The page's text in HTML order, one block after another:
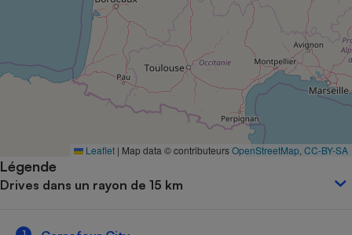
Leaflet | Map data © contributeursOpenStreetMap CC-BY-SA
Légende
Drives dans un rayon de 15 km
Complément
alimentaire
Assurance emprunteur
Banque
Petit électroménager -
Matelas
Mutuelle